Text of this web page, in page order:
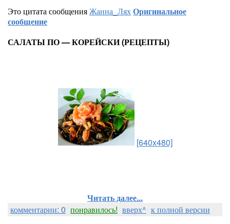
Это цитата сообщенияЖанна_ЛяхОригинальное
сообщение
САЛАТЫ ПО — КОРЕЙСКИ (РЕЦЕПТЫ)
[640x480]
Читать далее...
комментарии: 0 понравилось! вверх^ к полной версии